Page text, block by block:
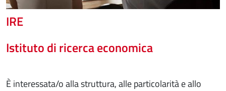
IRE
Istituto di ricerca economica
È interessata/o alla struttura, alle particolarità e allo